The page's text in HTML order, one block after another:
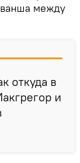
между
откуда в
и